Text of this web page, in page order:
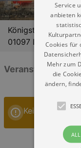
Königstraße 15
01097 Dresden
Veranstaltungen:
Keine
Service
anbieten
Cookies für
Mehr zum
die
ändern,